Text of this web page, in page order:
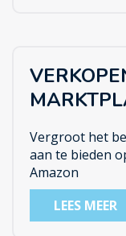
Vergroot het
aan te bieden
Amazon
LEES MEER